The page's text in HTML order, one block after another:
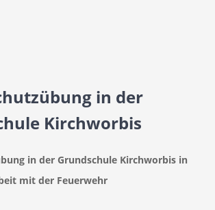
in der
Kirchworbis
in der Grundschule Kirchworbis in
mit der Feuerwehr